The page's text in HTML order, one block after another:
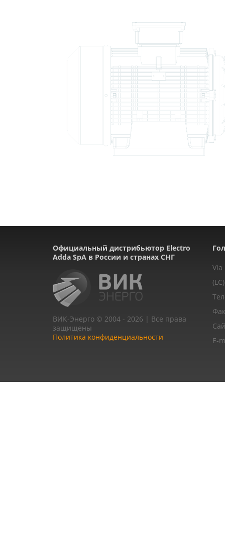
Официальный дистрибьютор Electro
Adda SpA в России и странах СНГ
ВИК-Энерго © 2004 - 2026 | Все права
защищены
Политика конфиденциальности
Via
E-